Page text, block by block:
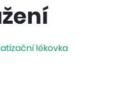
lékovka